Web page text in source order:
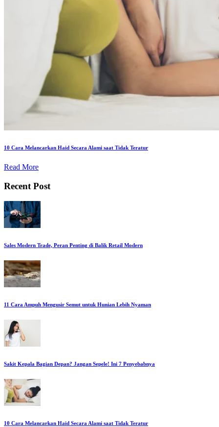
10 Cara Melancarkan Haid Secara Alami saat Tidak Teratur
Read More
Recent Post
Sales Modern Trade, Peran Penting di Balik Retail Modern
11 Cara Ampuh Mengusir Semut untuk Hunian Lebih Nyaman
Sakit Kepala Bagian Depan? Jangan Sepele! Ini 7 Penyebabnya
10 Cara Melancarkan Haid Secara Alami saat Tidak Teratur